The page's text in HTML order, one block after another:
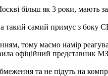
більш як 3 роки, мають
такий самий примус з боку
тому маємо намір
офіційний представник
та не підуть на